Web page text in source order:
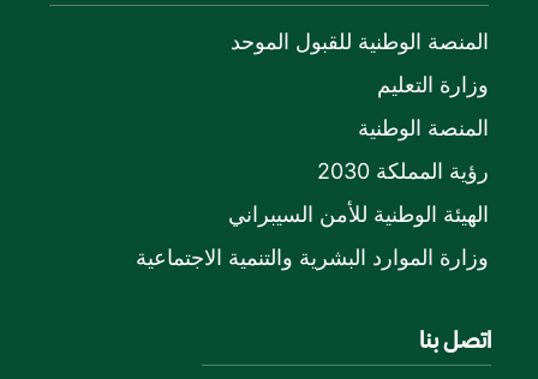
المنصة الوطنية للقبول الموحد
وزارة التعليم
المنصة الوطنية
رؤية المملكة 2030
الهيئة الوطنية للأمن السيبراني
وزارة الموارد البشرية والتنمية الاجتماعية
اتصل بنا